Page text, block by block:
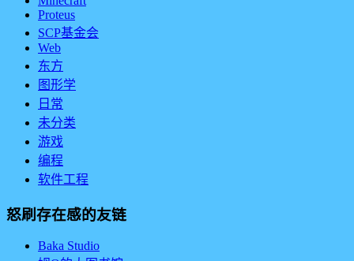
Proteus
SCP基金会
Web
东方
图形学
日常
未分类
游戏
编程
软件工程
怒刷存在感的友链
Baka Studio